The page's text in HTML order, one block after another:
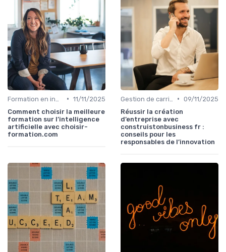
• 11/11/2025
Comment choisir la meilleure
formation sur l’intelligence
artificielle avec choisir-
formation.com
• 09/11/2025
Réussir la création
d’entreprise avec
construistonbusiness fr :
conseils pour les
responsables de l’innovation